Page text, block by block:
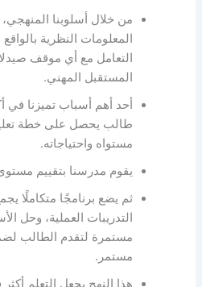
من خلال أسلوبنا
المعلومات النظرية
التعامل مع أي موقف
المستقبل المهني.
أحد أهم أسباب تميزنا في
طالب يحصل على خطة
مستواه واحتياجاته.
يقوم مدرسنا بتقييم
ثم يضع برنامجًا متكاملًا
التدريبات العملية، وحل
مستمرة لتقدم الطالب
مستمر.
هذا النهج يجعل التعلم